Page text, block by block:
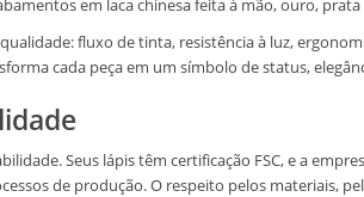
fluxo de tinta, resistência à luz,
cada peça em um símbolo de status,
Seus lápis têm certificação FSC, e a
de produção. O respeito pelos materiais,